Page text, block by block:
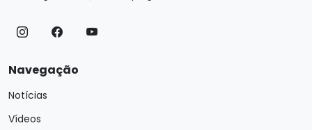
Navegação
Notícias
Vídeos